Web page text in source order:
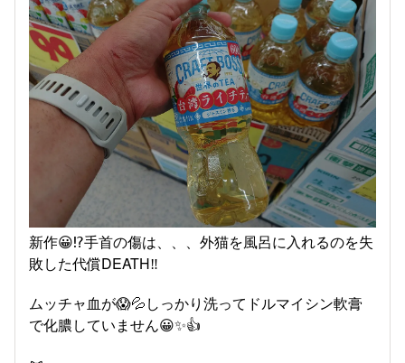
新作😀⁉️手首の傷は、、、外猫を風呂に入れるのを失
敗した代償DEATH‼️
ムッチャ血が😱💦しっかり洗ってドルマイシン軟膏
で化膿していません😀✨👍